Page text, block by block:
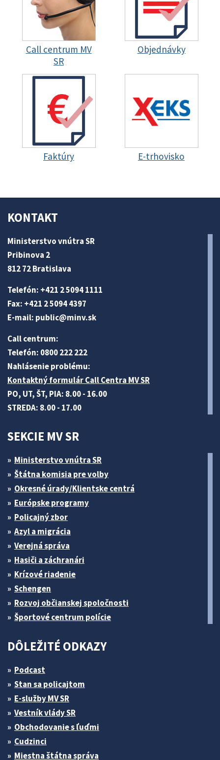
Call centrum MV
SR
Objednávky
Faktúry E-trhovisko
KONTAKT
Ministerstvo vnútra SR
Pribinova 2
812 72 Bratislava
Telefón: +421 2 5094 1111
Fax: +421 2 5094 4397
E-mail: public@minv.sk
Call centrum:
Telefón: 0800 222 222
Nahlásenie problému:
Kontaktný formulár Call Centra MV SR
PO, UT, ŠT, PIA: 8.00 - 16.00
STREDA: 8.00 - 17.00
SEKCIE MV SR
Ministerstvo vnútra SR
Štátna komisia pre volby
Okresné úrady/Klientske centrá
Európske programy
Policajný zbor
Azyl a migrácia
Verejná správa
Hasiči a záchranári
Krízové riadenie
Schengen
Rozvoj občianskej spoločnosti
Športové centrum polície
DÔLEŽITÉ ODKAZY
Podcast
Stan sa policajtom
E-služby MV SR
Vestník vlády SR
Obchodovanie s ľuďmi
Cudzinci
Miestna štátna správa